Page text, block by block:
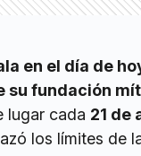
en el día de
su fundación
lugar cada 21 de
los límites de